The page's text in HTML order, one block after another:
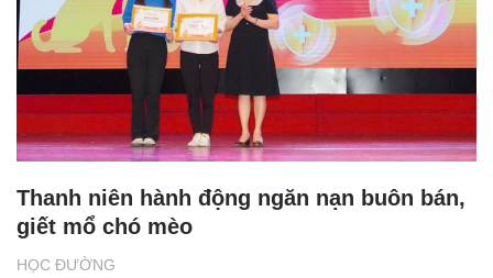
HỌC ĐƯỜNG
Thanh niên hành động ngăn nạn buôn bán,
giết mổ chó mèo